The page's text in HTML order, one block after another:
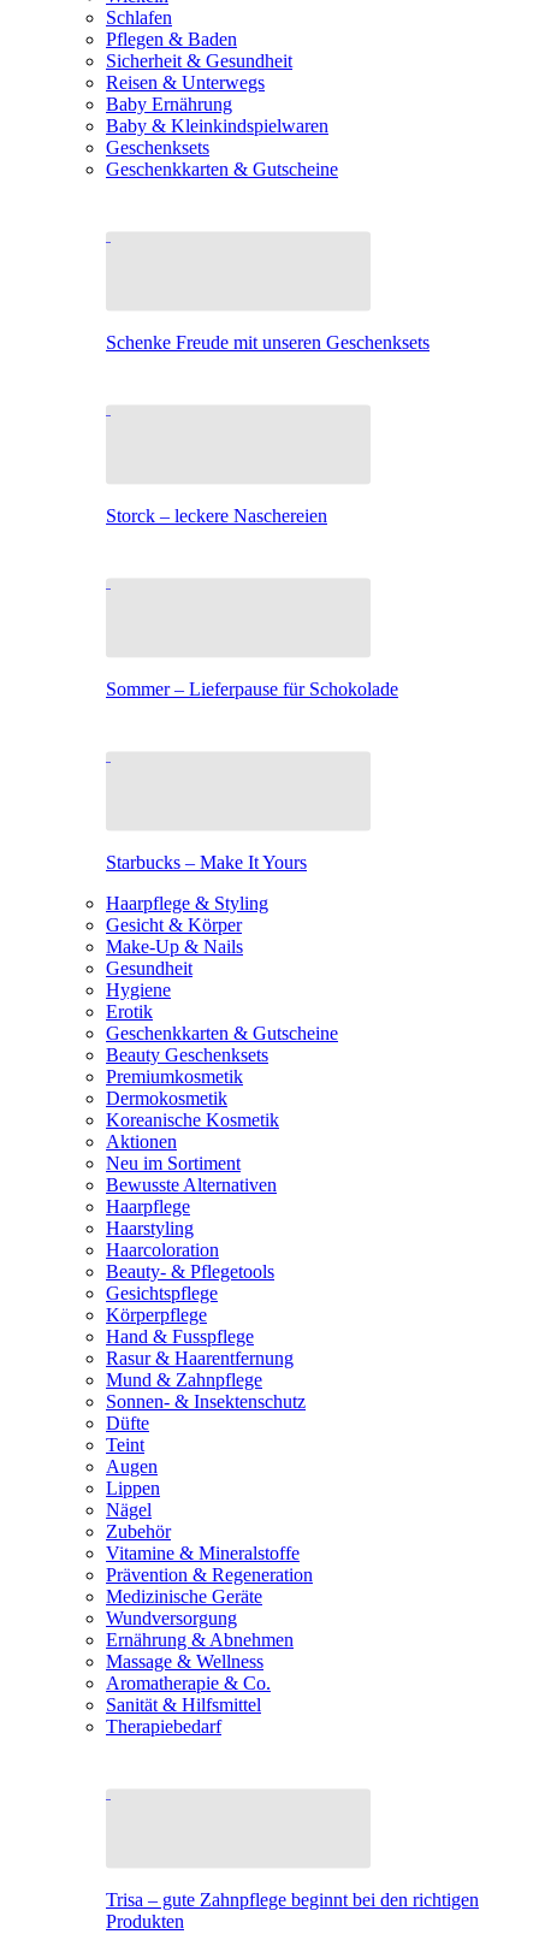
Schlafen
Pflegen & Baden
Sicherheit & Gesundheit
Reisen & Unterwegs
Baby Ernährung
Baby & Kleinkindspielwaren
Geschenksets
Geschenkkarten & Gutscheine
Schenke Freude mit unseren Geschenksets
Storck – leckere Naschereien
Sommer – Lieferpause für Schokolade
Starbucks – Make It Yours
Haarpflege & Styling
Gesicht & Körper
Make-Up & Nails
Gesundheit
Hygiene
Erotik
Geschenkkarten & Gutscheine
Beauty Geschenksets
Premiumkosmetik
Dermokosmetik
Koreanische Kosmetik
Aktionen
Neu im Sortiment
Bewusste Alternativen
Haarpflege
Haarstyling
Haarcoloration
Beauty- & Pflegetools
Gesichtspflege
Körperpflege
Hand & Fusspflege
Rasur & Haarentfernung
Mund & Zahnpflege
Sonnen- & Insektenschutz
Düfte
Teint
Augen
Lippen
Nägel
Zubehör
Vitamine & Mineralstoffe
Prävention & Regeneration
Medizinische Geräte
Wundversorgung
Ernährung & Abnehmen
Massage & Wellness
Aromatherapie & Co.
Sanität & Hilfsmittel
Therapiebedarf
Trisa – gute Zahnpflege beginnt bei den richtigen
Produkten